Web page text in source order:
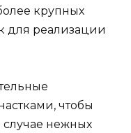
крупных
для реализации
чтобы
случае нежных